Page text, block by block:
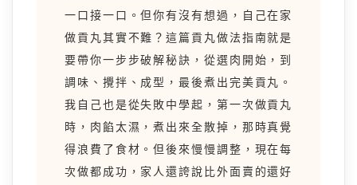
一口接一口。但你有沒有想過，自己在家
做貢丸其實不難？這篇貢丸做法指南就是
要帶你一步步破解秘訣，從選肉開始，到
調味、攪拌、成型，最後煮出完美貢丸。
我自己也是從失敗中學起，第一次做貢丸
時，肉餡太濕，煮出來全散掉，那時真覺
得浪費了食材。但後來慢慢調整，現在每
次做都成功，家人還誇說比外面賣的還好